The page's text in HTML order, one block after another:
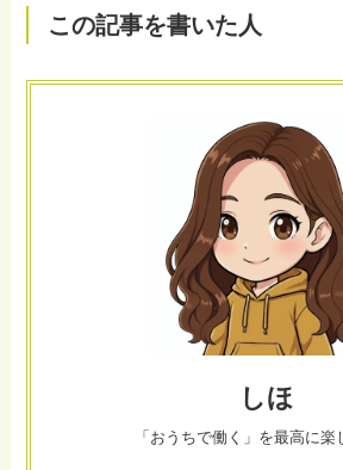
この記事を書いた人
しほ
「おうちで働く」を最高に楽